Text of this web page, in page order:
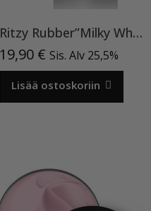
Ritzy Rubber”Milky White”11 , alusgeeli
19,90 € Sis. Alv 25,5%
Lisää ostoskoriin